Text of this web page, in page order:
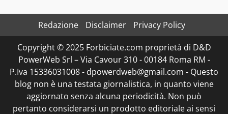
Redazione Disclaimer
Privacy Policy
Copyright © 2025 Forbiciate.com proprietà di D&D
PowerWeb Srl – Via Cavour 310 - 00184 Roma RM -
P.Iva 15336031008 - dpowerdweb@gmail.com - Questo
blog non è una testata giornalistica, in quanto viene
aggiornato senza alcuna periodicità. Non può
pertanto considerarsi un prodotto editoriale ai sensi